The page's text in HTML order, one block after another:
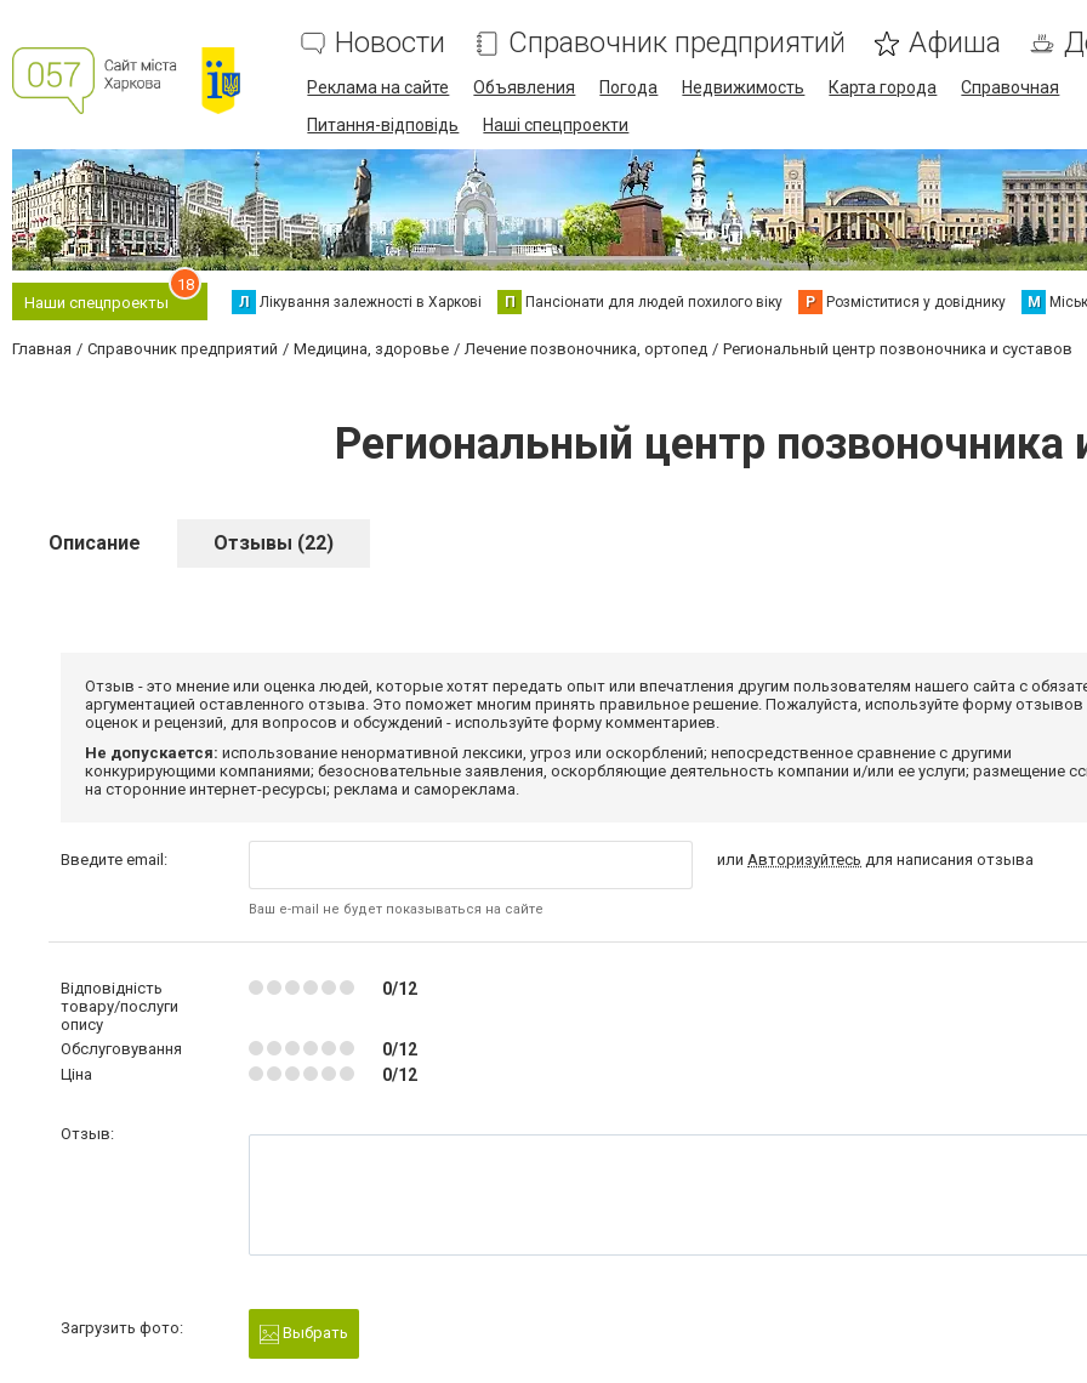
Новости Справочник предприятий Афиша
Реклама на сайте Объявления Погода Недвижимость Карта города
Справочная
Питання-відповідь
Наші спецпроекти
Наши спецпроекты
18
Л Лікування залежності в Харкові П Пансіонати для людей похилого віку Р Розміститися у довіднику М
Главная Справочник предприятий Медицина, здоровье Лечение позвоночника, ортопед Региональный центр позвоночника и суставов
Региональный центр позвоночника
Описание Отзывы (22)
Отзыв - это мнение или оценка людей, которые хотят передать опыт или впечатления другим пользователям нашего сайта с
аргументацией оставленного отзыва. Это поможет многим принять правильное решение. Пожалуйста, используйте форму отзывов
оценок и рецензий, для вопросов и обсуждений - используйте форму комментариев.
Не допускается: использование ненормативной лексики, угроз или оскорблений; непосредственное сравнение с другими
конкурирующими компаниями; безосновательные заявления, оскорбляющие деятельность компании и/или ее услуги; размещение
на сторонние интернет-ресурсы; реклама и самореклама.
Введите email:
Ваш e-mail не будет показываться на сайте
илиАвторизуйтесь для написания отзыва
Відповідність
товару/послуги
опису
0/12
Обслуговування 0/12
Ціна 0/12
Отзыв:
Загрузить фото: Выбрать